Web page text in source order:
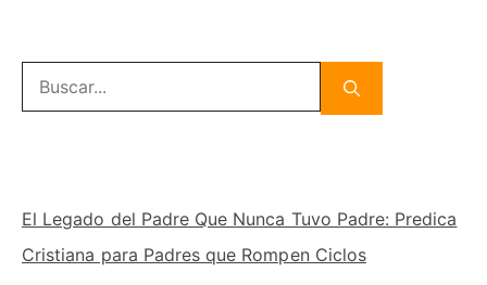
Buscar:
El Legado del Padre Que Nunca Tuvo Padre: Predica
Cristiana para Padres que Rompen Ciclos